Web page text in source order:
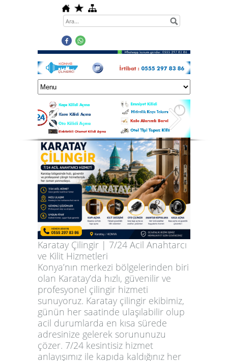
Karatay Çilingir | 7/24 Acil Anahtarcı
ve Kilit Hizmetleri
Konya’nın merkezi bölgelerinden biri
olan Karatay’da hızlı, güvenilir ve
profesyonel çilingir hizmeti
sunuyoruz. Karatay çilingir ekibimiz,
günün her saatinde ulaşılabilir olup
acil durumlarda en kısa sürede
adresinize gelerek sorununuzu
çözer. 7/24 kesintisiz hizmet
anlayışımız ile kapıda kaldığınız her